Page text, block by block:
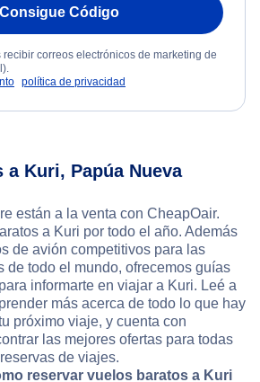
Consigue Código
correos electrónicos de marketing de
política de privacidad
a Kuri, Papúa Nueva
están a la venta con CheapOair.
a Kuri por todo el año. Además
de avión competitivos para las
de todo el mundo, ofrecemos guías
informarte en viajar a Kuri. Leé a
más acerca de todo lo que hay
próximo viaje, y cuenta con
las mejores ofertas para todas
de viajes.
reservar vuelos baratos a Kuri